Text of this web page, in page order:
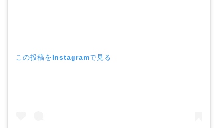
この投稿をInstagramで見る